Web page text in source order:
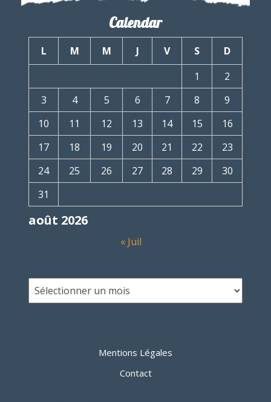
Calendar
août 2026
L M M J V S
D
1
2
3
4 5 6 7 8
9
10
11 12 13 14 15
16
17
18 19 20 21 22
23
24
25 26 27 28 29
30
31
« Juil
Mentions Légales
Contact